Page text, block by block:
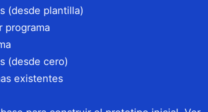
(desde plantilla)
programa
(desde cero)
existentes